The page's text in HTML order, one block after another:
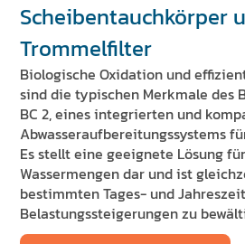
DE EN IT FR ES
Scheibentauchkörper
Trommelfilter
Biologische Oxidation und
sind die typischen Merkmale des
BC 2, eines integrierten und
Abwasseraufbereitungssystems
Es stellt eine geeignete Lösung
Wassermengen dar und ist
bestimmten Tages- und
Belastungssteigerungen zu